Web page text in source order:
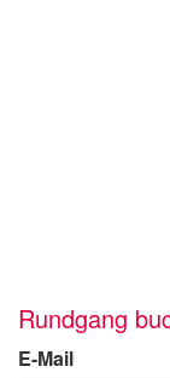
Rundgang
E-Mail